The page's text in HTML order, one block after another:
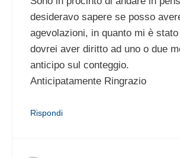
desideravo sapere se posso
agevolazioni, in quanto mi è
dovrei aver diritto ad uno o due
anticipo sul conteggio.
Anticipatamente Ringrazio
Rispondi